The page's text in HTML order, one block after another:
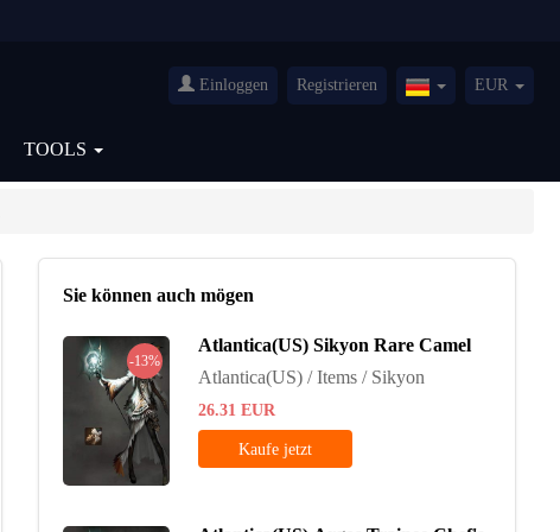
Einloggen Registrieren EUR
TOOLS
Sie können auch mögen
-13%
Atlantica(US) Sikyon Rare Camel
Atlantica(US) / Items / Sikyon
26.31 EUR
Kaufe jetzt